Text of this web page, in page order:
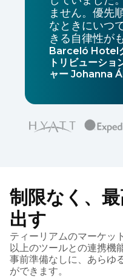
ません。優先
なときにいつ
きる自律性が
Barceló Hotel
トリビューショ
ャー Johanna
制限なく、
出す
ティーリアムのマーケッ
以上のツールとの連携機
事前準備なしに、あらゆ
ができます。